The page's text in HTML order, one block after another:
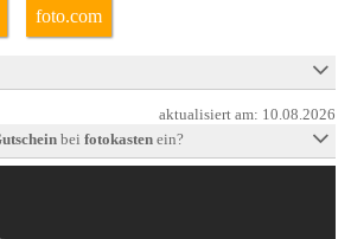
foto.com
aktualisiert am: 10.08.2026
bei fotokastenein?